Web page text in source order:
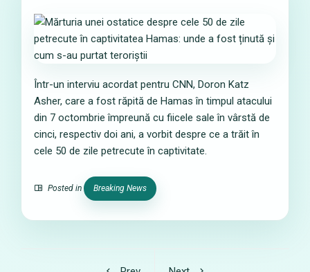
Într-un interviu acordat pentru CNN, Doron Katz
Asher, care a fost răpită de Hamas în timpul atacului
din 7 octombrie împreună cu fiicele sale în vârstă de
cinci, respectiv doi ani, a vorbit despre ce a trăit în
cele 50 de zile petrecute în captivitate.
Posted in Breaking News